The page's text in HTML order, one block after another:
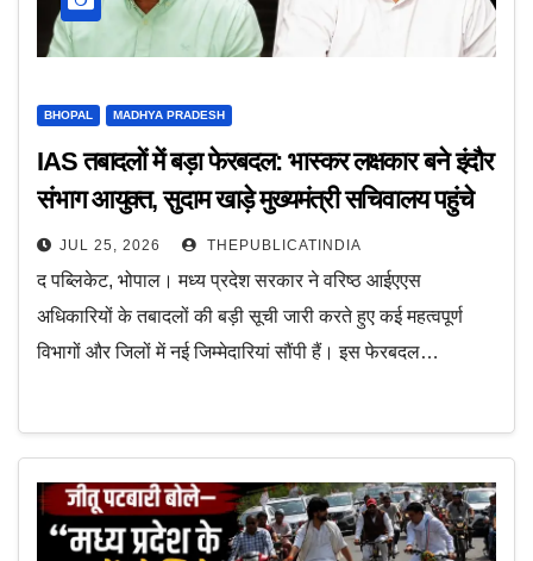
BHOPAL MADHYA PRADESH
IAS तबादलों में बड़ा फेरबदल: भास्कर लक्षकार बने इंदौर
संभाग आयुक्त, सुदाम खाड़े मुख्यमंत्री सचिवालय पहुंचे
JUL 25, 2026 THEPUBLICATINDIA
द पब्लिकेट, भोपाल। मध्य प्रदेश सरकार ने वरिष्ठ आईएएस
अधिकारियों के तबादलों की बड़ी सूची जारी करते हुए कई महत्वपूर्ण
विभागों और जिलों में नई जिम्मेदारियां सौंपी हैं। इस फेरबदल…